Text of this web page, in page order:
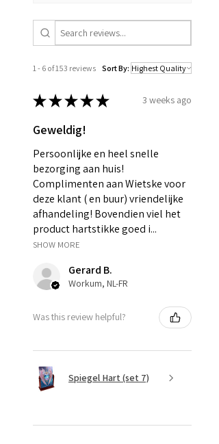
1 - 6 of 153 reviews Sort By:
★★★★★ 3 weeks ago
Geweldig!
Persoonlijke en heel snelle
bezorging aan huis!
Complimenten aan Wietske voor
deze klant ( en buur) vriendelijke
afhandeling! Bovendien viel het
product hartstikke goed i...
SHOW MORE
Gerard B.
Workum, NL-FR
Was this review helpful?
Spiegel Hart (set 7)